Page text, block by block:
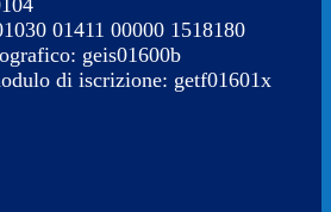
01411 00000 1518180
geis01600b
di iscrizione: getf01601x